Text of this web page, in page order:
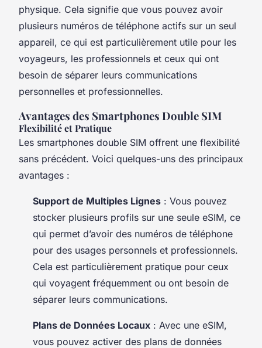
physique. Cela signifie que vous pouvez avoir
plusieurs numéros de téléphone actifs sur un seul
appareil, ce qui est particulièrement utile pour les
voyageurs, les professionnels et ceux qui ont
besoin de séparer leurs communications
personnelles et professionnelles.
Avantages des Smartphones Double SIM
Flexibilité et Pratique
Les smartphones double SIM offrent une flexibilité
sans précédent. Voici quelques-uns des principaux
avantages :
Support de Multiples Lignes : Vous pouvez
stocker plusieurs profils sur une seule eSIM, ce
qui permet d’avoir des numéros de téléphone
pour des usages personnels et professionnels.
Cela est particulièrement pratique pour ceux
qui voyagent fréquemment ou ont besoin de
séparer leurs communications.
Plans de Données Locaux : Avec une eSIM,
vous pouvez activer des plans de données